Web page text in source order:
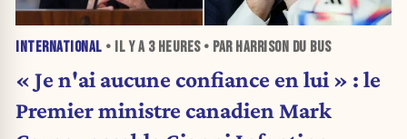
INTERNATIONAL • IL Y A 3 HEURES• PAR HARRISON DU BUS
« Je n'ai aucune confiance en lui » : le
Premier ministre canadien Mark